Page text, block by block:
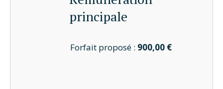
principale
Forfait proposé : 900,00 €